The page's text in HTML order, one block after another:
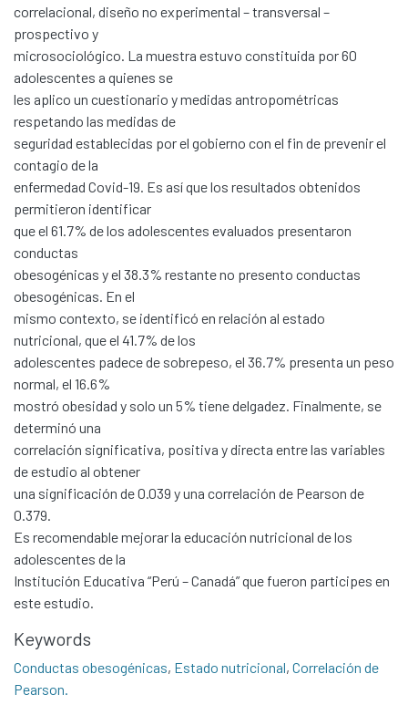
Communities & Collections
All of DSpace
Políticas
correlacional, diseño no experimental – transversal –
prospectivo y
microsociológico. La muestra estuvo constituida por 60
adolescentes a quienes se
les aplico un cuestionario y medidas antropométricas
respetando las medidas de
seguridad establecidas por el gobierno con el fin de prevenir el
contagio de la
enfermedad Covid-19. Es así que los resultados obtenidos
permitieron identificar
que el 61.7% de los adolescentes evaluados presentaron
conductas
obesogénicas y el 38.3% restante no presento conductas
obesogénicas. En el
mismo contexto, se identificó en relación al estado
nutricional, que el 41.7% de los
adolescentes padece de sobrepeso, el 36.7% presenta un peso
normal, el 16.6%
mostró obesidad y solo un 5% tiene delgadez. Finalmente, se
determinó una
correlación significativa, positiva y directa entre las variables
de estudio al obtener
una significación de 0.039 y una correlación de Pearson de
0.379.
Es recomendable mejorar la educación nutricional de los
adolescentes de la
Institución Educativa “Perú – Canadá” que fueron participes en
este estudio.
Keywords
Conductas obesogénicas, Estado nutricional, Correlación de
Pearson.